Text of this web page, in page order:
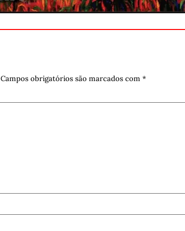
Campos obrigatórios são marcados com *